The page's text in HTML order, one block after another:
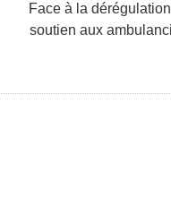
Face à la
soutien aux